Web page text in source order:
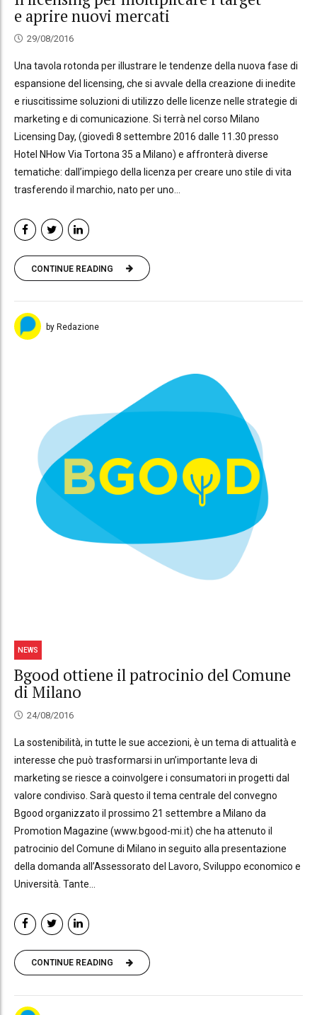
e aprire nuovi mercati
29/08/2016
Una tavola rotonda per illustrare le tendenze della nuova fase di
espansione del licensing, che si avvale della creazione di inedite
e riuscitissime soluzioni di utilizzo delle licenze nelle strategie di
marketing e di comunicazione. Si terrà nel corso Milano
Licensing Day, (giovedì 8 settembre 2016 dalle 11.30 presso
Hotel NHow Via Tortona 35 a Milano) e affronterà diverse
tematiche: dall’impiego della licenza per creare uno stile di vita
trasferendo il marchio, nato per uno...
CONTINUE READING
by Redazione
NEWS
Bgood ottiene il patrocinio del Comune
di Milano
24/08/2016
La sostenibilità, in tutte le sue accezioni, è un tema di attualità e
interesse che può trasformarsi in un’importante leva di
marketing se riesce a coinvolgere i consumatori in progetti dal
valore condiviso. Sarà questo il tema centrale del convegno
Bgood organizzato il prossimo 21 settembre a Milano da
Promotion Magazine (www.bgood-mi.it) che ha attenuto il
patrocinio del Comune di Milano in seguito alla presentazione
della domanda all’Assessorato del Lavoro, Sviluppo economico e
Università. Tante...
CONTINUE READING